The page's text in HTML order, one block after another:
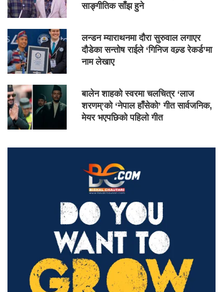
साङ्गीतिक साँझ हुने
लन्डन म्याराथनमा दौरा सुरुवाल लगाएर
दौडेका सन्तोष राईले ‘गिनिज वल्र्ड रेकर्ड’मा
नाम लेखाए
बालेन शाहको स्वरमा चलचित्र ‘लाज
शरणम्’को ‘नेपाल हाँसेको’ गीत सार्वजनिक,
मेयर भएपछिको पहिलो गीत